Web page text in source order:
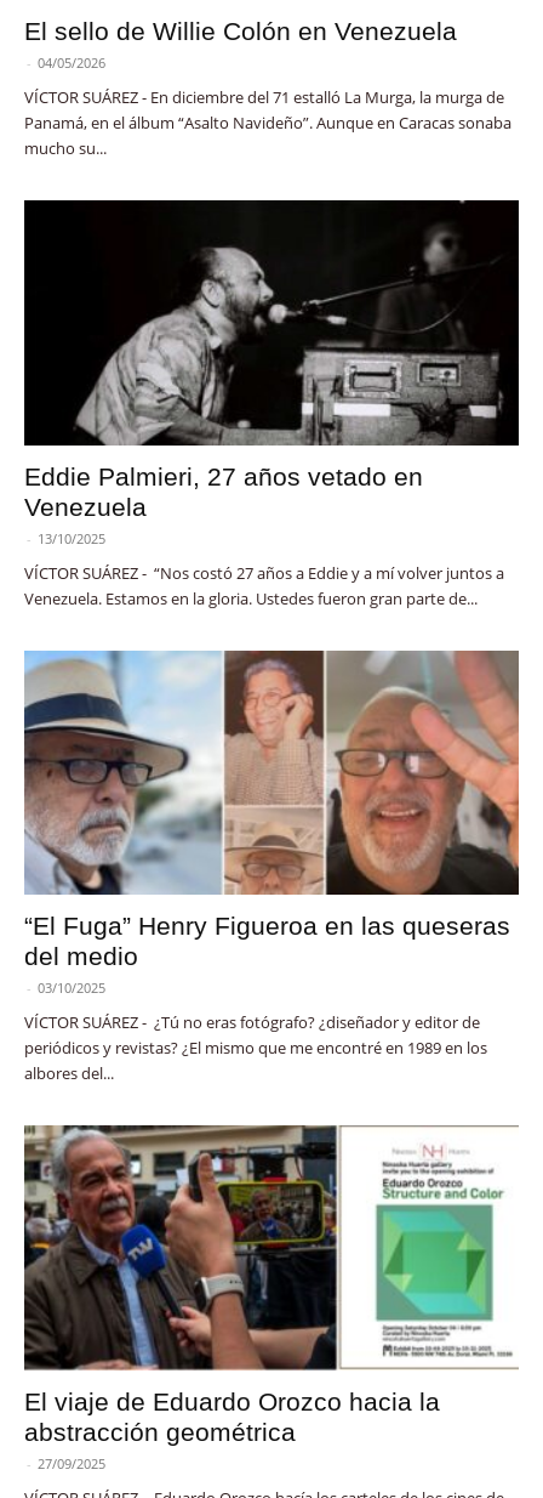
El sello de Willie Colón en Venezuela
- 04/05/2026
VÍCTOR SUÁREZ - En diciembre del 71 estalló La Murga, la murga de
Panamá, en el álbum “Asalto Navideño”. Aunque en Caracas sonaba
mucho su...
Eddie Palmieri, 27 años vetado en
Venezuela
- 13/10/2025
VÍCTOR SUÁREZ - “Nos costó 27 años a Eddie y a mí volver juntos a
Venezuela. Estamos en la gloria. Ustedes fueron gran parte de...
“El Fuga” Henry Figueroa en las queseras
del medio
- 03/10/2025
VÍCTOR SUÁREZ - ¿Tú no eras fotógrafo? ¿diseñador y editor de
periódicos y revistas? ¿El mismo que me encontré en 1989 en los
albores del...
El viaje de Eduardo Orozco hacia la
abstracción geométrica
- 27/09/2025